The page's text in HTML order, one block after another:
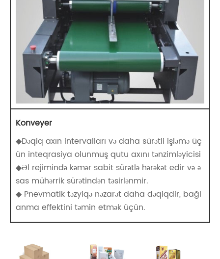
Konveyer
◆Dəqiq axın intervalları və daha sürətli işləmə üç
ün inteqrasiya olunmuş qutu axını tənzimləyicisi
◆Əl rejimində kəmər sabit sürətlə hərəkət edir və ə
sas mühərrik sürətindən təsirlənmir.
◆ Pnevmatik təzyiqə nəzarət daha dəqiqdir, bağl
anma effektini təmin etmək üçün.